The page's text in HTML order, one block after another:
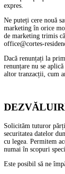
expres.
Ne puteți cere nouă
marketing în orice
de marketing trimis
office@cortes-
Dacă renunțați la
renunțare nu se
altor tranzacții, cum
Solicităm tuturor
securitatea datelor
cu legea. Permitem
numai în scopuri
Este posibil să ne